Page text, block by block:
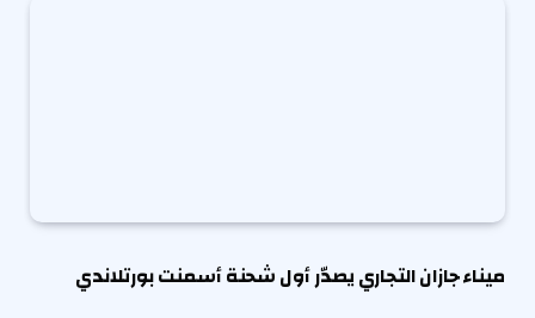
ميناء جازان التجاري يصدّر أول شحنة أسمنت بورتلاندي